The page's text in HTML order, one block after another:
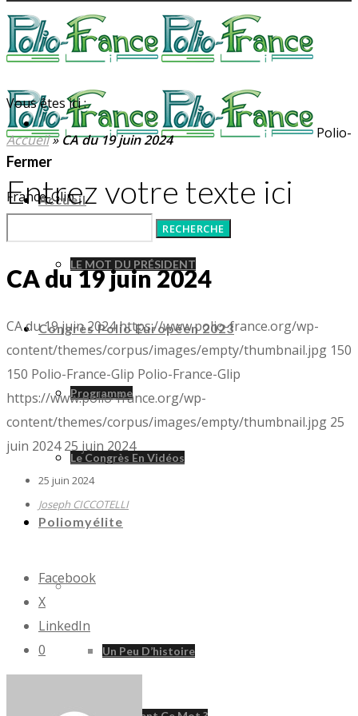
Polio-
France-Glip
Accueil
LE MOT DU PRÉSIDENT
Congrès Polio Européen 2023
Programme
Le Congrès En Vidéos
Poliomyélite
Poliomyélite
Un Peu D’histoire
Vous êtes ici :
Accueil»CA du 19 juin 2024
Fermer
Entrez votre texte ici
CA du 19 juin 2024
CA du 19 juin 2024 https://www.polio-france.org/wp-
content/themes/corpus/images/empty/thumbnail.jpg 150
150 Polio-France-Glip Polio-France-Glip
https://www.polio-france.org/wp-
content/themes/corpus/images/empty/thumbnail.jpg 25
juin 2024 25 juin 2024
25 juin 2024
Joseph CICCOTELLI
Facebook
X
LinkedIn
0